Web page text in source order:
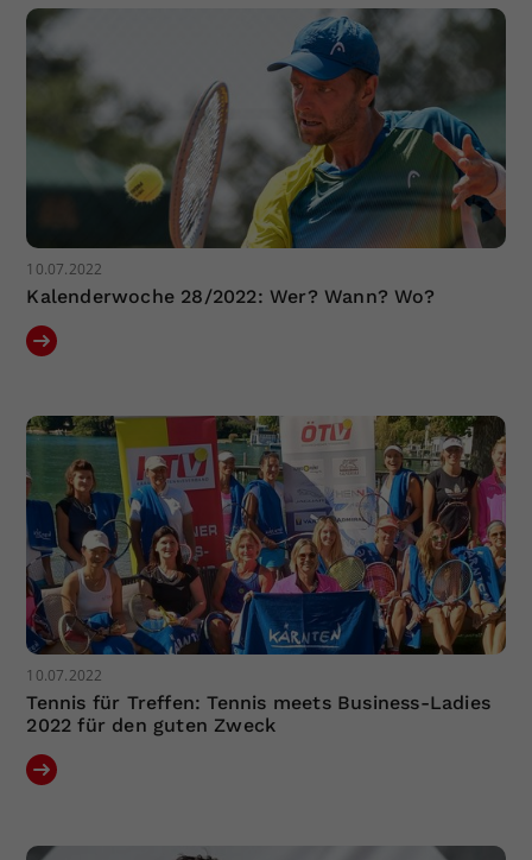
10.07.2022
Kalenderwoche 28/2022: Wer? Wann? Wo?
10.07.2022
Tennis für Treffen: Tennis meets Business-Ladies
2022 für den guten Zweck